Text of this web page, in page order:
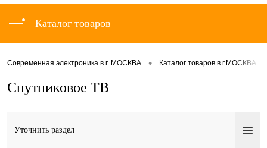
Каталог товаров
Современная электроника в г. МОСКВА • Каталог товаров в г.МОСКВА
Спутниковое ТВ
Уточнить раздел